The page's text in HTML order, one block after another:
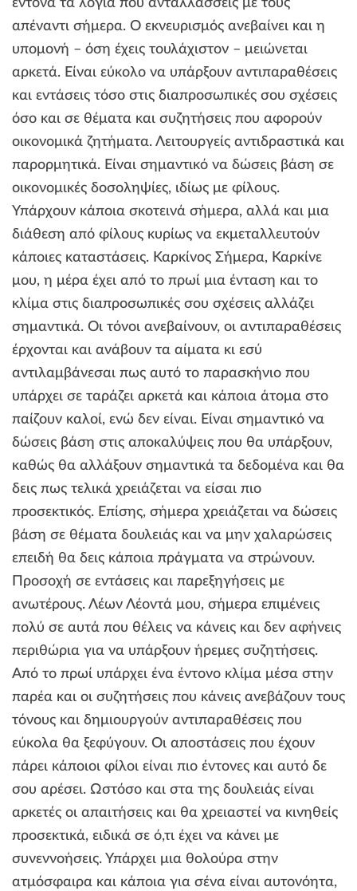
έντονα τα λόγια που ανταλλάσσεις με τους
απέναντι σήμερα. Ο εκνευρισμός ανεβαίνει και η
υπομονή – όση έχεις τουλάχιστον – μειώνεται
αρκετά. Είναι εύκολο να υπάρξουν αντιπαραθέσεις
και εντάσεις τόσο στις διαπροσωπικές σου σχέσεις
όσο και σε θέματα και συζητήσεις που αφορούν
οικονομικά ζητήματα. Λειτουργείς αντιδραστικά και
παρορμητικά. Είναι σημαντικό να δώσεις βάση σε
οικονομικές δοσοληψίες, ιδίως με φίλους.
Υπάρχουν κάποια σκοτεινά σήμερα, αλλά και μια
διάθεση από φίλους κυρίως να εκμεταλλευτούν
κάποιες καταστάσεις. Καρκίνος Σήμερα, Καρκίνε
μου, η μέρα έχει από το πρωί μια ένταση και το
κλίμα στις διαπροσωπικές σου σχέσεις αλλάζει
σημαντικά. Οι τόνοι ανεβαίνουν, οι αντιπαραθέσεις
έρχονται και ανάβουν τα αίματα κι εσύ
αντιλαμβάνεσαι πως αυτό το παρασκήνιο που
υπάρχει σε ταράζει αρκετά και κάποια άτομα στο
παίζουν καλοί, ενώ δεν είναι. Είναι σημαντικό να
δώσεις βάση στις αποκαλύψεις που θα υπάρξουν,
καθώς θα αλλάξουν σημαντικά τα δεδομένα και θα
δεις πως τελικά χρειάζεται να είσαι πιο
προσεκτικός. Επίσης, σήμερα χρειάζεται να δώσεις
βάση σε θέματα δουλειάς και να μην χαλαρώσεις
επειδή θα δεις κάποια πράγματα να στρώνουν.
Προσοχή σε εντάσεις και παρεξηγήσεις με
ανωτέρους. Λέων Λέοντά μου, σήμερα επιμένεις
πολύ σε αυτά που θέλεις να κάνεις και δεν αφήνεις
περιθώρια για να υπάρξουν ήρεμες συζητήσεις.
Από το πρωί υπάρχει ένα έντονο κλίμα μέσα στην
παρέα και οι συζητήσεις που κάνεις ανεβάζουν τους
τόνους και δημιουργούν αντιπαραθέσεις που
εύκολα θα ξεφύγουν. Οι αποστάσεις που έχουν
πάρει κάποιοι φίλοι είναι πιο έντονες και αυτό δε
σου αρέσει. Ωστόσο και στα της δουλειάς είναι
αρκετές οι απαιτήσεις και θα χρειαστεί να κινηθείς
προσεκτικά, ειδικά σε ό,τι έχει να κάνει με
συνεννοήσεις. Υπάρχει μια θολούρα στην
ατμόσφαιρα και κάποια για σένα είναι αυτονόητα,